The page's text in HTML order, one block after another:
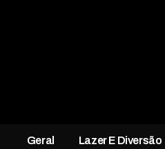
Geral Lazer E Diversão